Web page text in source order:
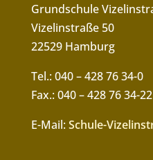
Grundschule
Vizelinstraße 50
22529 Hamburg
Tel.: 040 – 428 76 34-0
Fax.: 040 – 428 76 34-22
E-Mail:Schule-